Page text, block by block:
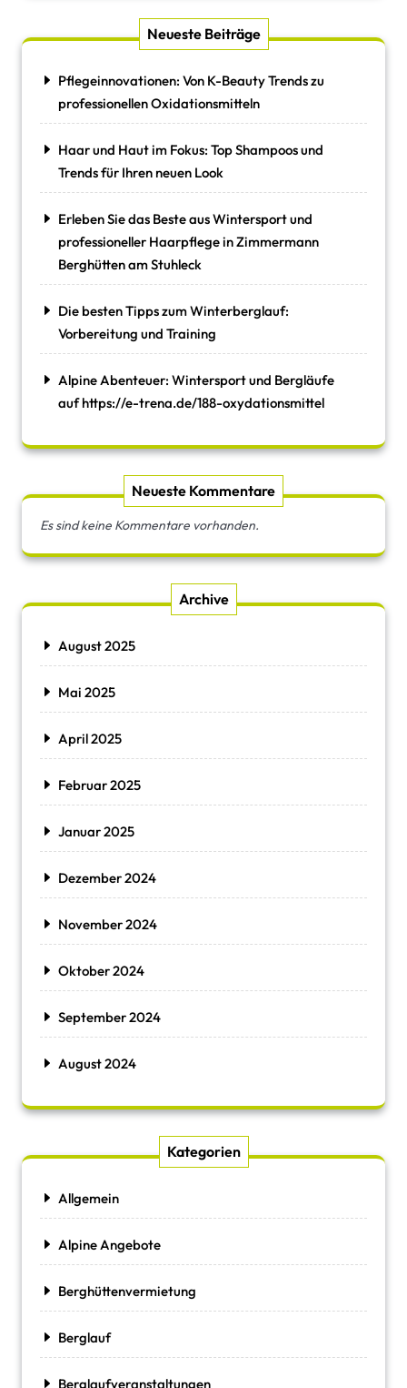
Neueste Beiträge
Pflegeinnovationen: Von K-Beauty Trends zu
professionellen Oxidationsmitteln
Haar und Haut im Fokus: Top Shampoos und
Trends für Ihren neuen Look
Erleben Sie das Beste aus Wintersport und
professioneller Haarpflege in Zimmermann
Berghütten am Stuhleck
Die besten Tipps zum Winterberglauf:
Vorbereitung und Training
Alpine Abenteuer: Wintersport und Bergläufe
auf https://e-trena.de/188-oxydationsmittel
Neueste Kommentare
Es sind keine Kommentare vorhanden.
Archive
August 2025
Mai 2025
April 2025
Februar 2025
Januar 2025
Dezember 2024
November 2024
Oktober 2024
September 2024
August 2024
Kategorien
Allgemein
Alpine Angebote
Berghüttenvermietung
Berglauf
Berglaufveranstaltungen